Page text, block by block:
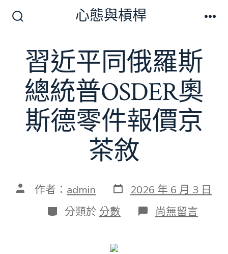
切
換
關
心態與槓桿
習近平同俄羅斯
總統普OSDER奧
斯德零件報價京
茶敘
文 作者： admin 發
表
日
期
2026 年 6 月 3 日
分
類
分類於 分數 在
〈習
尚無留言